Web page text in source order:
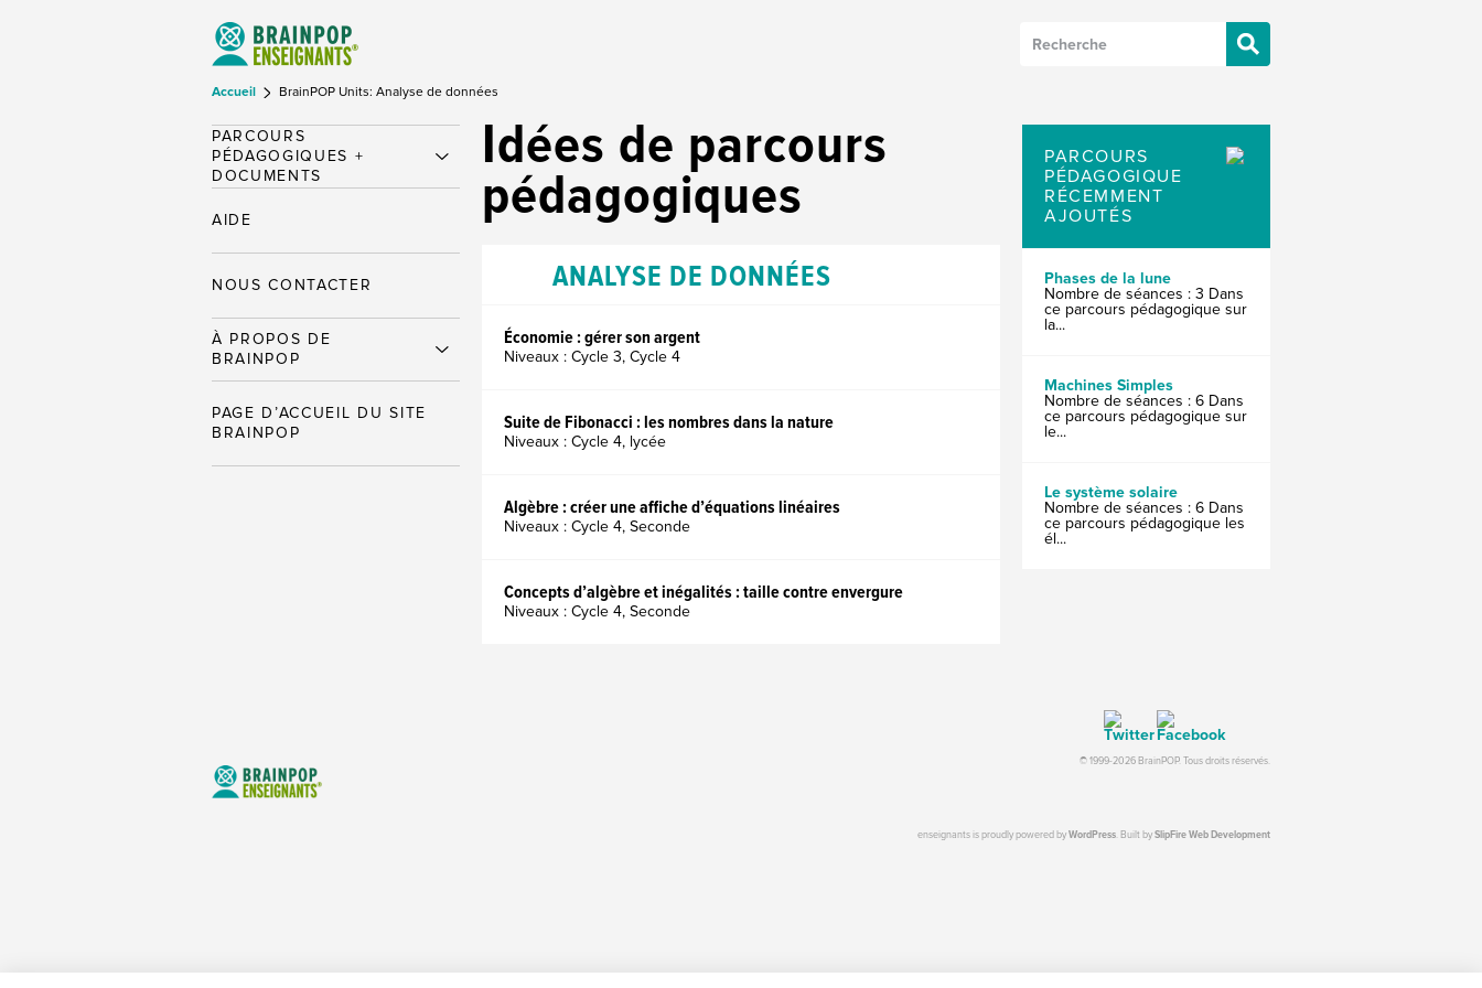
Accueil BrainPOP Units: Analyse de données
Idées de parcours
pédagogiques
ANALYSE DE DONNÉES
Économie : gérer son argent
Niveaux : Cycle 3, Cycle 4
Suite de Fibonacci : les nombres dans la nature
Niveaux : Cycle 4, lycée
Algèbre : créer une affiche d’équations linéaires
Niveaux : Cycle 4, Seconde
Concepts d’algèbre et inégalités : taille contre envergure
Niveaux : Cycle 4, Seconde
PARCOURS
PÉDAGOGIQUE
RÉCEMMENT
AJOUTÉS
Phases de la lune
Nombre de séances : 3 Dans
ce parcours pédagogique sur
la...
Machines Simples
Nombre de séances : 6 Dans
ce parcours pédagogique sur
le...
Le système solaire
Nombre de séances : 6 Dans
ce parcours pédagogique les
él...
PARCOURS
PÉDAGOGIQUES +
DOCUMENTS
AIDE
NOUS CONTACTER
À PROPOS DE
BRAINPOP
PAGE D’ACCUEIL DU SITE
BRAINPOP
© 1999-2026 BrainPOP. Tous droits réservés.
enseignants is proudly powered byWordPress. Built bySlipFire Web Development